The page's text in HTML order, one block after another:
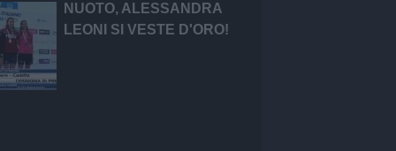
NUOTO, ALESSANDRA
LEONI SI VESTE D'ORO!